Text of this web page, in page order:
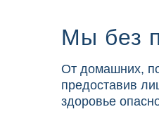
Мы без
От домашних,
предоставив
здоровье